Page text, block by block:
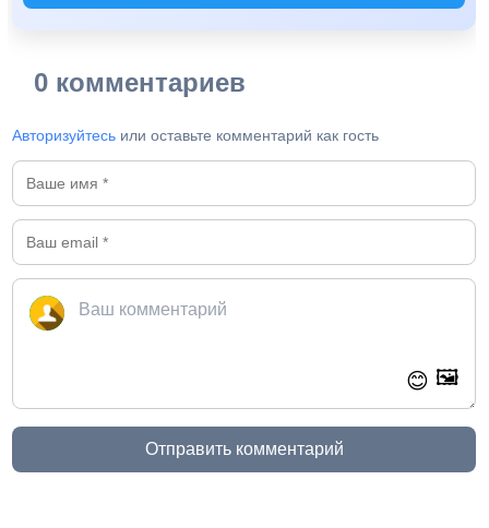
0 комментариев
Авторизуйтесь или оставьте комментарий как гость
😊 🖼️
Отправить комментарий